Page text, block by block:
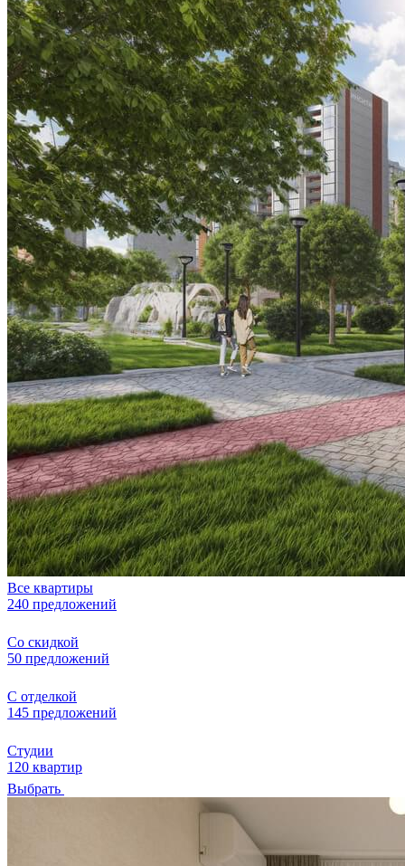
Все квартиры
240 предложений
Со скидкой
50 предложений
С отделкой
145 предложений
Студии
120 квартир
Выбрать